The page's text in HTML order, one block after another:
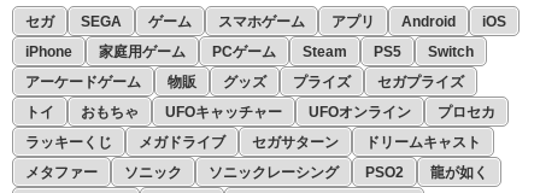
セガ SEGA ゲーム スマホゲーム アプリ Android
iOS
iPhone
家庭用ゲーム PCゲーム Steam PS5
Switch
アーケードゲーム
物販 グッズ プライズ
セガプライズ
トイ
おもちゃ UFOキャッチャー UFOオンライン
プロセカ
ラッキーくじ
メガドライブ セガサターン
ドリームキャスト
メタファー
ソニック ソニックレーシング PSO2
龍が如く